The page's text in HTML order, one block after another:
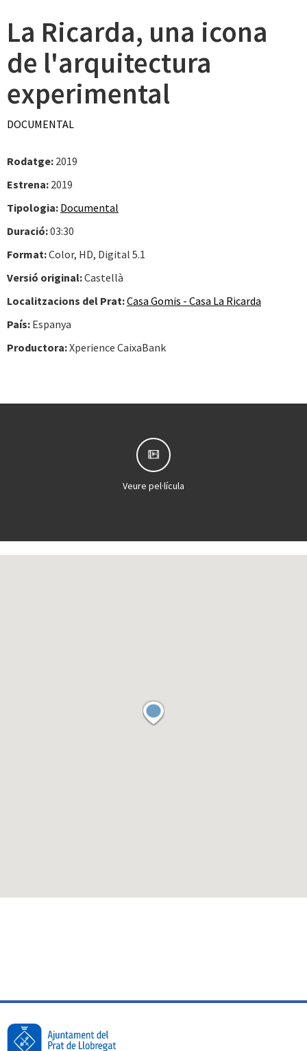
La Ricarda, una icona
de l'arquitectura
experimental
DOCUMENTAL
Rodatge: 2019
Estrena: 2019
Tipologia: Documental
Duració:03:30
Format:Color, HD, Digital 5.1
Versió original:Castellà
Localitzacions del Prat:Casa Gomis - Casa La Ricarda
País: Espanya
Productora:Xperience CaixaBank
Veure pel·lícula